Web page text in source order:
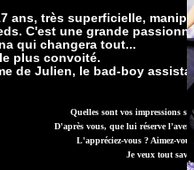
ans, très superficielle,
C'est une grande
qui changera tout...
plus convoité.
de Julien, le bad-boy
Quelles sont vos impressions
D'après vous, que lui réserve
L'appréciez-vous ? Aimez-
Je veux tout